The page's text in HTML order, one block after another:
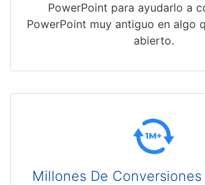
PowerPoint para ayudarlo a
PowerPoint muy antiguo en algo
abierto.
Millones De